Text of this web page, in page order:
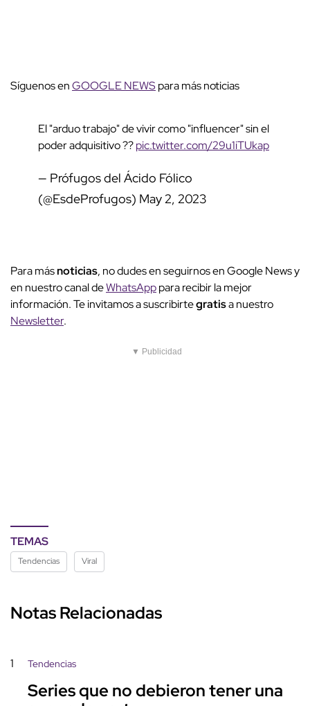
Síguenos enGOOGLE NEWS para más noticias
El "arduo trabajo" de vivir como "influencer" sin el
poder adquisitivo ??pic.twitter.com/29u1iTUkap
— Prófugos del Ácido Fólico
(@EsdeProfugos) May 2, 2023
Para másnoticias, no dudes en seguirnos en Google News y
en nuestro canal deWhatsApppara recibir la mejor
información. Te invitamos a suscribirtegratisa nuestro
Newsletter.
▼ Publicidad
TEMAS
Tendencias Viral
Notas Relacionadas
1 Tendencias
Series que no debieron tener una